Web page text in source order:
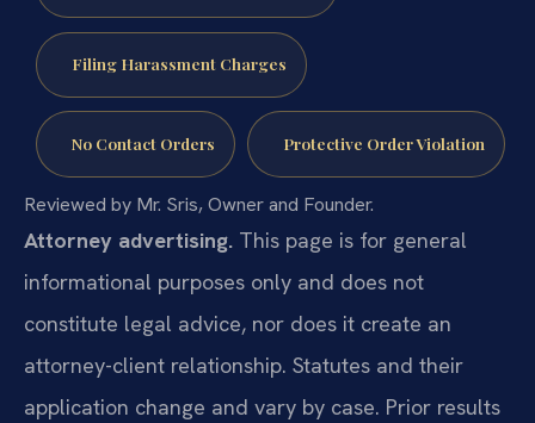
Filing Harassment Charges
No Contact Orders Protective Order Violation
Reviewed by Mr. Sris, Owner and Founder.
Attorney advertising. This page is for general
informational purposes only and does not
constitute legal advice, nor does it create an
attorney-client relationship. Statutes and their
application change and vary by case. Prior results